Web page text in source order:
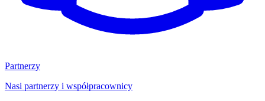
Partnerzy
Nasi partnerzy i współpracownicy